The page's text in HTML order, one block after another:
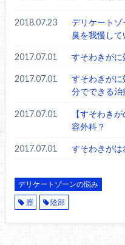
2018.07.23
デリケートゾ
臭を我慢し
2017.07.01 すそわきが
2017.07.01
すそわきがに
分でできる治
2017.07.01
【すそわき
容外科？
2017.07.01 すそわきがは
デリケートゾーンの悩み
膣
陰部